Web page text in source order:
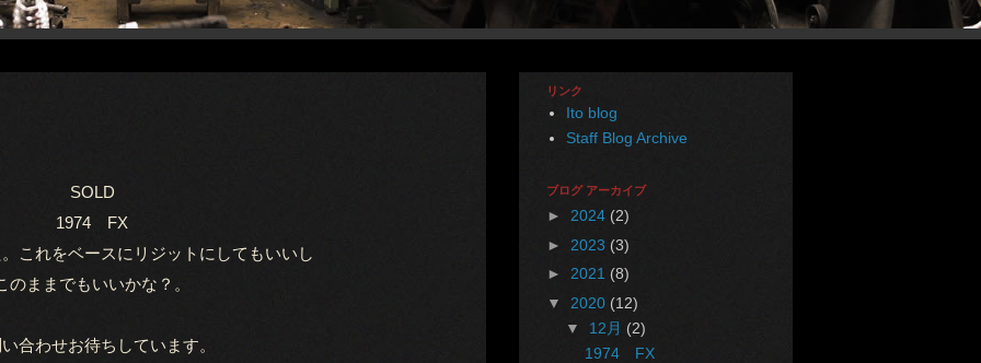
SOLD
1974 FX
これをベースにリジットにしてもいいし
のままでもいいかな？。
合わせお待ちしています。
リンク
Ito blog
Staff Blog Archive
ブログ アーカイブ
► 2024 (2)
► 2023 (3)
► 2021 (8)
▼ 2020 (12)
▼ 12月 (2)
1974 FX